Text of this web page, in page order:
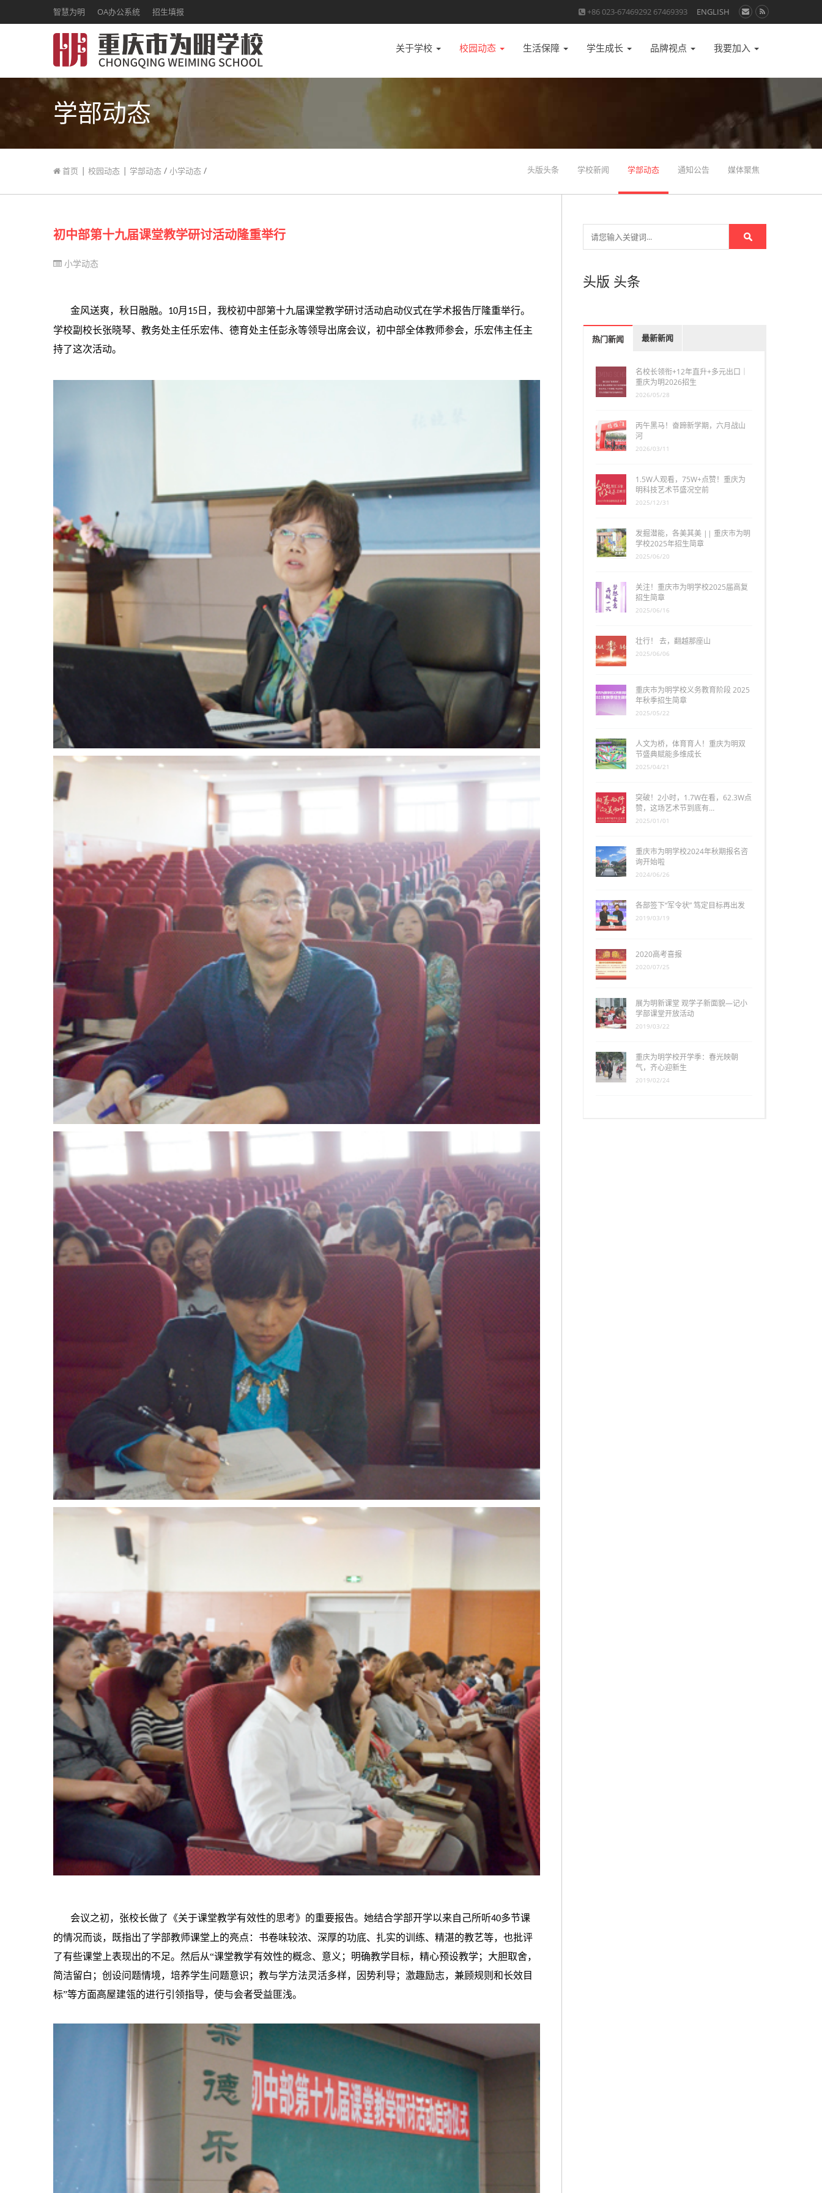
智慧为明 OA办公系统 招生填报 +86 023-67469292 67469393 ENGLISH
关于学校 校园动态 生活保障 学生成长 品牌视点 我要加入
学部动态
首页 | 校园动态 | 学部动态 / 小学动态 / 头版头条 学校新闻 学部动态 通知公告 媒体聚焦
初中部第十九届课堂教学研讨活动隆重举行
小学动态
金风送爽，秋日融融。 10月 15 日 ，我校初中部第十九届课堂教学研讨活动启动仪式在学术报告厅隆重举行。
学校副校长张晓琴、教务处主任乐宏伟、德育处主任彭永等领导出席会议，初中部全体教师参会，乐宏伟主任主
持了这次活动。
会议之初，张校长做了《关于课堂教学有效性的思考》的重要报告。她结合学部开学以来自己所听40多节课
的情况而谈，既指出了学部教师课堂上的亮点：书卷味较浓、深厚的功底、扎实的训练、精湛的教艺等，也批评
了有些课堂上表现出的不足。然后从“课堂教学有效性的概念、意义；明确教学目标，精心预设教学；大胆取舍，
简洁留白；创设问题情境，培养学生问题意识；教与学方法灵活多样，因势利导；激趣励志，兼顾规则和长效目
标”等方面高屋建瓴的进行引领指导，使与会者受益匪浅。
头版 头条
热门新闻 最新新闻
名校长领衔+12年直升+多元出口｜
重庆为明2026招生
2026/05/28
丙午黑马！奋蹄新学期，六月战山
河
2026/03/11
1.5W人观看，75W+点赞！重庆为
明科技艺术节盛况空前
2025/12/31
发掘潜能，各美其美 || 重庆市为明
学校2025年招生简章
2025/06/20
关注！重庆市为明学校2025届高复
招生简章
2025/06/16
壮行！ 去，翻越那座山
2025/06/06
重庆市为明学校义务教育阶段 2025
年秋季招生简章
2025/05/22
人文为桥，体育育人！重庆为明双
节盛典赋能多维成长
2025/04/21
突破！2小时，1.7W在看，62.3W点
赞，这场艺术节到底有…
2025/01/01
重庆市为明学校2024年秋期报名咨
询开始啦
2024/06/26
各部签下“军令状” 笃定目标再出发
2019/03/19
2020高考喜报
2020/07/25
展为明新课堂 观学子新面貌—记小
学部课堂开放活动
2019/03/22
重庆为明学校开学季：春光映朝
气，齐心迎新生
2019/02/24